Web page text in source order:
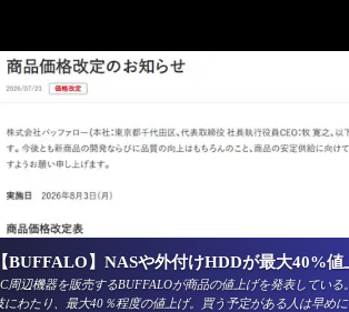
【BUFFALO】NASや外付けHDDが最大40%
周辺機器を販売するBUFFALOが商品の値上げを発表してい
にわたり、最大40％程度の値上げ。買う予定がある人は早め